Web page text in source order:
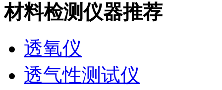
材料检测仪器推荐
透氧仪
透气性测试仪